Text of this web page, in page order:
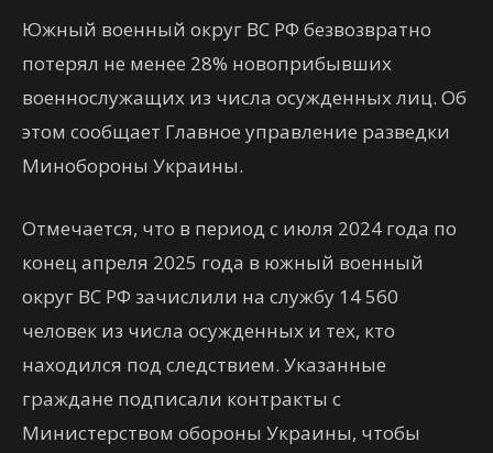
Южный военный округ ВС РФ безвозвратно
потерял не менее 28% новоприбывших
военнослужащих из числа осужденных лиц. Об
этом сообщает Главное управление разведки
Минобороны Украины.
Отмечается, что в период с июля 2024 года по
конец апреля 2025 года в южный военный
округ ВС РФ зачислили на службу 14 560
человек из числа осужденных и тех, кто
находился под следствием. Указанные
граждане подписали контракты с
Министерством обороны Украины, чтобы